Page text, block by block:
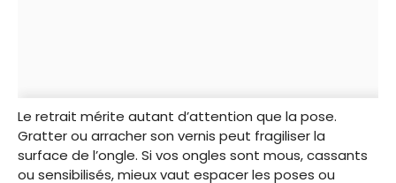
Le retrait mérite autant d’attention que la pose.
Gratter ou arracher son vernis peut fragiliser la
surface de l’ongle. Si vos ongles sont mous, cassants
ou sensibilisés, mieux vaut espacer les poses ou